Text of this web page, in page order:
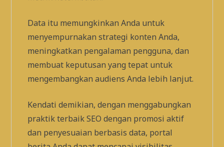
Data itu memungkinkan Anda untuk
menyempurnakan strategi konten Anda,
meningkatkan pengalaman pengguna, dan
membuat keputusan yang tepat untuk
mengembangkan audiens Anda lebih lanjut.
Kendati demikian, dengan menggabungkan
praktik terbaik SEO dengan promosi aktif
dan penyesuaian berbasis data, portal